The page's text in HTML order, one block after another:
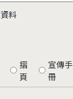
料
摺
頁
宣傳手
冊